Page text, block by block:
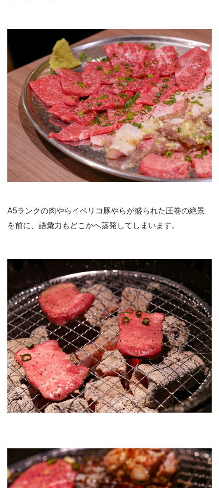
A5ランクの肉やらイベリコ豚やらが盛られた圧巻の絶景
を前に、語彙力もどこかへ蒸発してしまいます。